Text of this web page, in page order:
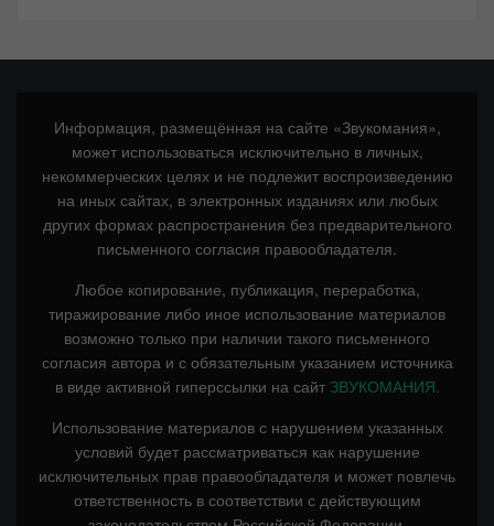
Информация, размещённая на сайте «Звукомания»,
может использоваться исключительно в личных,
некоммерческих целях и не подлежит воспроизведению
на иных сайтах, в электронных изданиях или любых
других формах распространения без предварительного
письменного согласия правообладателя.
Любое копирование, публикация, переработка,
тиражирование либо иное использование материалов
возможно только при наличии такого письменного
согласия автора и с обязательным указанием источника
в виде активной гиперссылки на сайт ЗВУКОМАНИЯ.
Использование материалов с нарушением указанных
условий будет рассматриваться как нарушение
исключительных прав правообладателя и может повлечь
ответственность в соответствии с действующим